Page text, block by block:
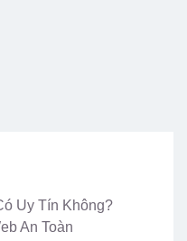
Uy Tín Không?
An Toàn